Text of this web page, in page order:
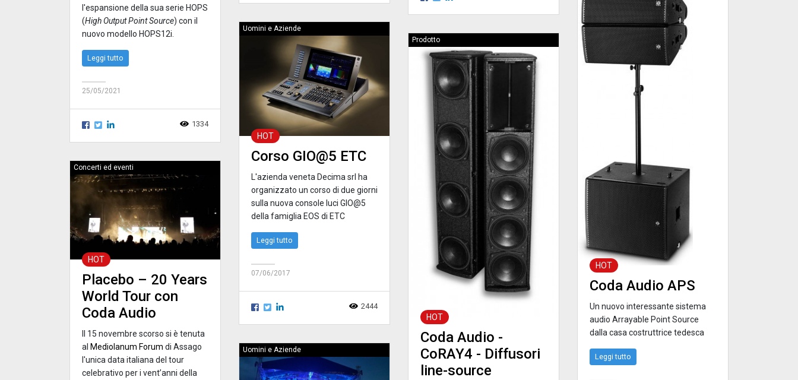
l'espansione della sua serie HOPS
(High Output Point Source) con il
nuovo modello HOPS12i.
Leggi tutto
25/05/2021
1334
HOT
Coda Audio APS
Un nuovo interessante sistema
audio Arrayable Point Source
dalla casa costruttrice tedesca
Leggi tutto
Uomini e Aziende
HOT
Corso GIO@5 ETC
L'azienda veneta Decima srl ha
organizzato un corso di due giorni
sulla nuova console luci GIO@5
della famiglia EOS di ETC
Leggi tutto
07/06/2017
2444
Prodotto
HOT
Coda Audio -
CoRAY4 - Diffusori
line-source
Concerti ed eventi
HOT
Placebo – 20 Years
World Tour con
Coda Audio
Il 15 novembre scorso si è tenuta
al Mediolanum Forum di Assago
l'unica data italiana del tour
celebrativo per i vent’anni della
Uomini e Aziende